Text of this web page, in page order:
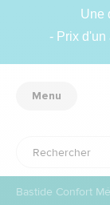
Une
- Prix d'un
Menu
Bastide Confort